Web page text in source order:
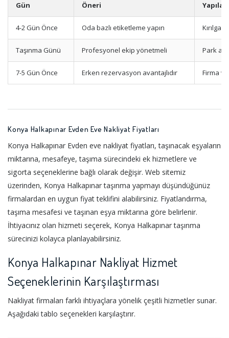
Gün Öneri
4-2 Gün Önce Oda bazlı etiketleme yapın
Taşınma Günü Profesyonel ekip yönetmeli Park
7-5 Gün Önce Erken rezervasyon avantajlıdır Firma
Konya Halkapınar Evden Eve Nakliyat Fiyatları
Konya Halkapınar Evden eve nakliyat fiyatları, taşınacak eşyaların
miktarına, mesafeye, taşıma sürecindeki ek hizmetlere ve
sigorta seçeneklerine bağlı olarak değişir. Web sitemiz
üzerinden, Konya Halkapınar taşınma yapmayı düşündüğünüz
firmalardan en uygun fiyat teklifini alabilirsiniz. Fiyatlandırma,
taşıma mesafesi ve taşınan eşya miktarına göre belirlenir.
İhtiyacınız olan hizmeti seçerek, Konya Halkapınar taşınma
sürecinizi kolayca planlayabilirsiniz.
Konya Halkapınar Nakliyat Hizmet
Seçeneklerinin Karşılaştırması
Nakliyat firmaları farklı ihtiyaçlara yönelik çeşitli hizmetler sunar.
Aşağıdaki tablo seçenekleri karşılaştırır.